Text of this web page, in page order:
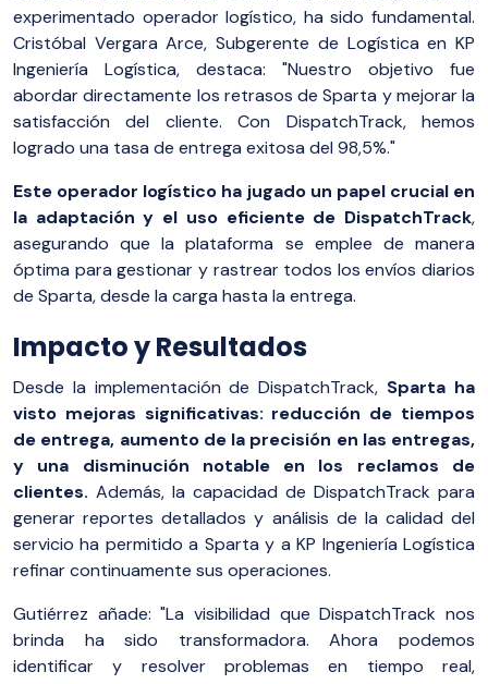
experimentado operador logístico, ha sido fundamental.
Cristóbal Vergara Arce, Subgerente de Logística en KP
Ingeniería Logística, destaca: "Nuestro objetivo fue
abordar directamente los retrasos de Sparta y mejorar la
satisfacción del cliente. Con DispatchTrack, hemos
logrado una tasa de entrega exitosa del 98,5%."
Este operador logístico ha jugado un papel crucial en
la adaptación y el uso eficiente de DispatchTrack,
asegurando que la plataforma se emplee de manera
óptima para gestionar y rastrear todos los envíos diarios
de Sparta, desde la carga hasta la entrega.
Impacto y Resultados
Desde la implementación de DispatchTrack, Sparta ha
visto mejoras significativas: reducción de tiempos
de entrega, aumento de la precisión en las entregas,
y una disminución notable en los reclamos de
clientes. Además, la capacidad de DispatchTrack para
generar reportes detallados y análisis de la calidad del
servicio ha permitido a Sparta y a KP Ingeniería Logística
refinar continuamente sus operaciones.
Gutiérrez añade: "La visibilidad que DispatchTrack nos
brinda ha sido transformadora. Ahora podemos
identificar y resolver problemas en tiempo real,